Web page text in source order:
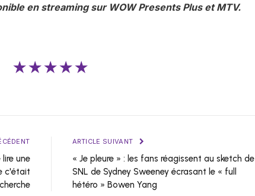
en streaming sur WOW Presents Plus et MTV.
★★★★★
une
c'était
ARTICLE SUIVANT
« Je pleure » : les fans réagissent au sketch de
SNL de Sydney Sweeney écrasant le « full
hétéro » Bowen Yang